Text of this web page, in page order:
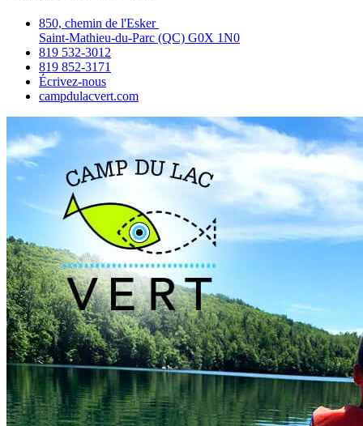
850, chemin de l'Esker
Saint‑Mathieu‑du‑Parc (QC) G0X 1N0
819 532‑3012
819 852‑3171
Écrivez‑nous
campdulacvert.com